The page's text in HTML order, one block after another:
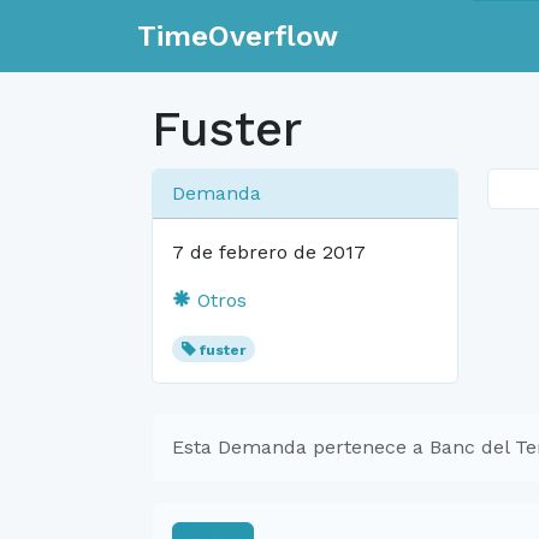
TimeOverflow
Fuster
Demanda
7 de febrero de 2017
Otros
fuster
Esta Demanda pertenece a Banc del